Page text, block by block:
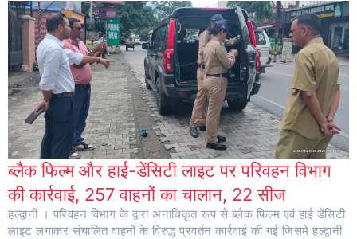
ब्लैक फिल्म और हाई-डेंसिटी लाइट पर परिवहन विभाग
की कार्रवाई, 257 वाहनों का चालान, 22 सीज
हल्द्वानी । परिवहन विभाग के द्वारा अनाधिकृत रूप से ब्लैक फिल्म एवं हाई डेंसिटी
लाइट लगाकर संचालित वाहनों के विरुद्ध प्रवर्तन कार्रवाई की गई जिसमे हल्द्वानी